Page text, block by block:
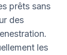
prêts sans
des
les